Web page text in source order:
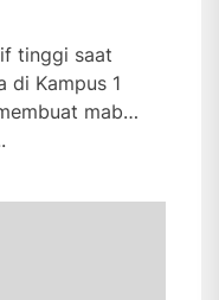
tinggi saat
di Kampus 1
maba